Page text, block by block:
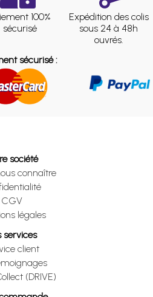
100%
sécurisé
Expédition des colis
sous 24 à 48h
ouvrés.
sécurisé :
société
connaître
CGV
légales
services
client
(DRIVE)